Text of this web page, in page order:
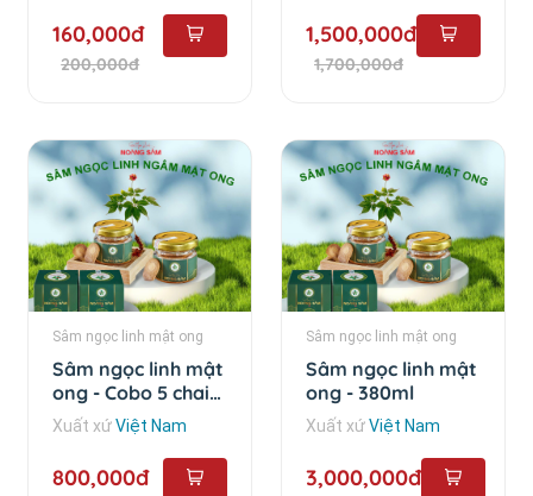
160,000đ
200,000đ
1,500,000đ
1,700,000đ
Sâm ngọc linh mật ong
Sâm ngọc linh mật
ong - Cobo 5 chai
loại 25ml
Xuất xứViệt Nam
800,000đ
Sâm ngọc linh mật ong
Sâm ngọc linh mật
ong - 380ml
Xuất xứViệt Nam
3,000,000đ